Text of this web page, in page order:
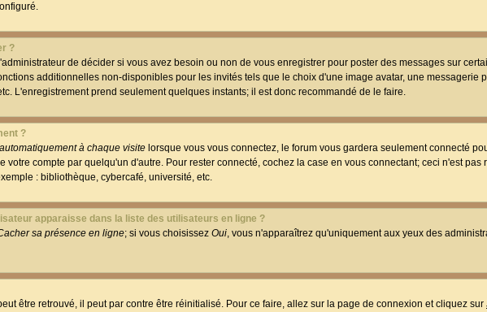
?
de décider si vous avez besoin ou non de vous enregistrer pour poster des messages sur
additionnelles non-disponibles pour les invités tels que le choix d'une image avatar, une messagerie
L'enregistrement prend seulement quelques instants; il est donc recommandé de le faire.
?
à chaque visite lorsque vous vous connectez, le forum vous gardera seulement connecté
votre compte par quelqu'un d'autre. Pour rester connecté, cochez la case en vous connectant; ceci n'est pas
: bibliothèque, cybercafé, université, etc.
apparaisse dans la liste des utilisateurs en ligne ?
sa présence en ligne; si vous choisissez Oui, vous n'apparaîtrez qu'uniquement aux yeux des
être retrouvé, il peut par contre être réinitialisé. Pour ce faire, allez sur la page de connexion et cliquez sur